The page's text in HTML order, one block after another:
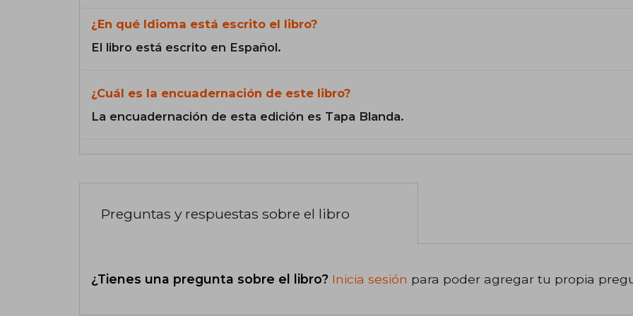
¿En qué Idioma está escrito el libro?
El libro está escrito en Español.
¿Cuál es la encuadernación de este libro?
La encuadernación de esta edición es Tapa Blanda.
Preguntas y respuestas sobre el libro
¿Tienes una pregunta sobre el libro? Inicia sesión para poder agregar tu propia